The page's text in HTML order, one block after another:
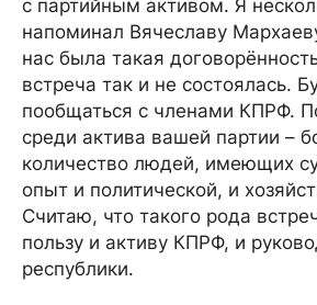
с партийным активом. Я
напоминал Вячеславу
нас была такая
встреча так и не состоялась.
пообщаться с членами КПРФ.
среди актива вашей партии –
количество людей, имеющих
опыт и политической, и
Считаю, что такого рода
пользу и активу КПРФ, и
республики.